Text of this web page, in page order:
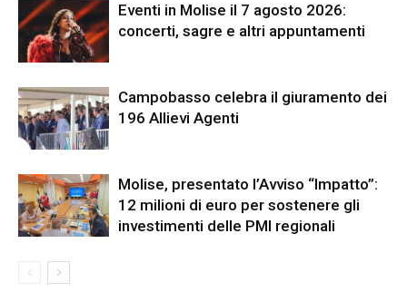
Eventi in Molise il 7 agosto 2026:
concerti, sagre e altri appuntamenti
Campobasso celebra il giuramento dei
196 Allievi Agenti
Molise, presentato l’Avviso “Impatto”:
12 milioni di euro per sostenere gli
investimenti delle PMI regionali